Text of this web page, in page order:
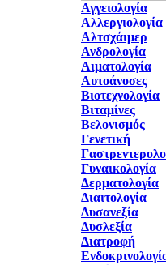
Αγγειολογία
Αλλεργιολογία
Αλτσχάιμερ
Ανδρολογία
Αιματολογία
Αυτοάνοσες
Βιοτεχνολογία
Βιταμίνες
Βελονισμός
Γενετική
Γυναικολογία
Δερματολογία
Διαιτολογία
Δυσανεξία
Δυσλεξία
Διατροφή